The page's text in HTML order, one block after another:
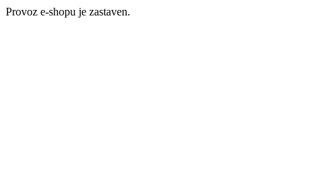
Provoz e-shopu je zastaven.